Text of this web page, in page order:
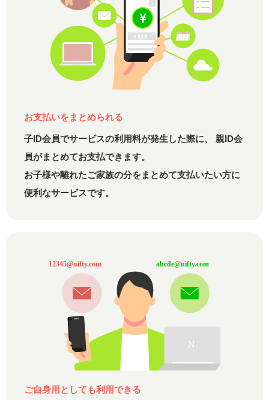
お支払いをまとめられる
子ID会員でサービスの利用料が発生した際に、
親ID会
員がまとめてお支払できます。
お子様や離れたご家族の分をまとめて支払いたい方に
便利なサービスです。
ご自身用としても利用できる